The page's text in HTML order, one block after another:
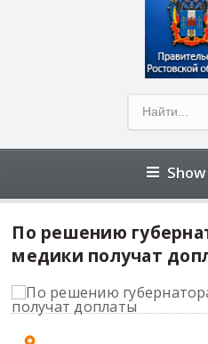
По решению
медики получат